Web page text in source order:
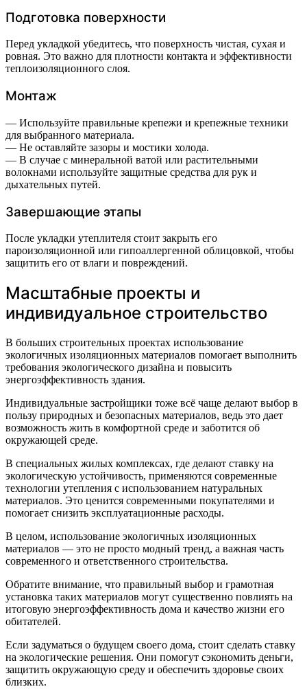
Подготовка поверхности
Перед укладкой убедитесь, что поверхность чистая, сухая и
ровная. Это важно для плотности контакта и эффективности
теплоизоляционного слоя.
Монтаж
— Используйте правильные крепежи и крепежные техники
для выбранного материала.
— Не оставляйте зазоры и мостики холода.
— В случае с минеральной ватой или растительными
волокнами используйте защитные средства для рук и
дыхательных путей.
Завершающие этапы
После укладки утеплителя стоит закрыть его
пароизоляционной или гипоаллергенной облицовкой, чтобы
защитить его от влаги и повреждений.
Масштабные проекты и
индивидуальное строительство
В больших строительных проектах использование
экологичных изоляционных материалов помогает выполнить
требования экологического дизайна и повысить
энергоэффективность здания.
Индивидуальные застройщики тоже всё чаще делают выбор в
пользу природных и безопасных материалов, ведь это дает
возможность жить в комфортной среде и заботится об
окружающей среде.
В специальных жилых комплексах, где делают ставку на
экологическую устойчивость, применяются современные
технологии утепления с использованием натуральных
материалов. Это ценится современными покупателями и
помогает снизить эксплуатационные расходы.
В целом, использование экологичных изоляционных
материалов — это не просто модный тренд, а важная часть
современного и ответственного строительства.
Обратите внимание, что правильный выбор и грамотная
установка таких материалов могут существенно повлиять на
итоговую энергоэффективность дома и качество жизни его
обитателей.
Если задуматься о будущем своего дома, стоит сделать ставку
на экологические решения. Они помогут сэкономить деньги,
защитить окружающую среду и обеспечить здоровье своих
близких.